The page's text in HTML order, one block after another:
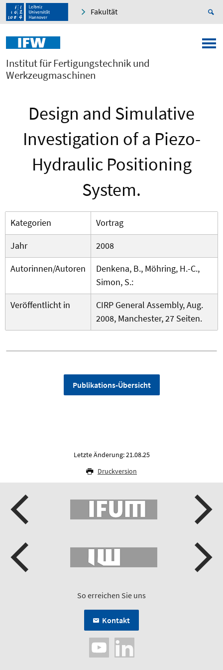
Fakultät
Institut für Fertigungstechnik und
Werkzeugmaschinen
Design and Simulative
Investigation of a Piezo-
Hydraulic Positioning
System.
Kategorien
Vortrag
Jahr
2008
Autorinnen/Autoren
Denkena, B., Möhring, H.-C.,
Simon, S.:
Veröffentlicht in
CIRP General Assembly, Aug.
2008, Manchester, 27 Seiten.
Publikations-Übersicht
Letzte Änderung: 21.08.25
Druckversion
So erreichen Sie uns
Kontakt